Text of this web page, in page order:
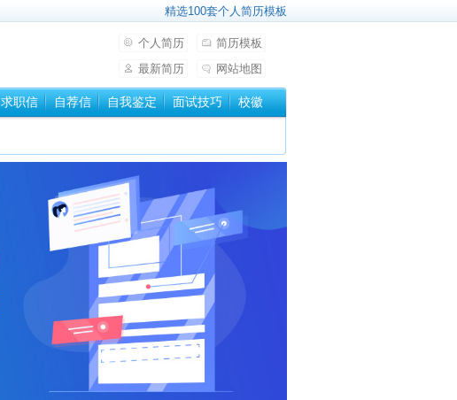
精选100套个人简历模板
个人简历
简历模板
最新简历
网站地图
求职信 自荐信 自我鉴定 面试技巧 校徽